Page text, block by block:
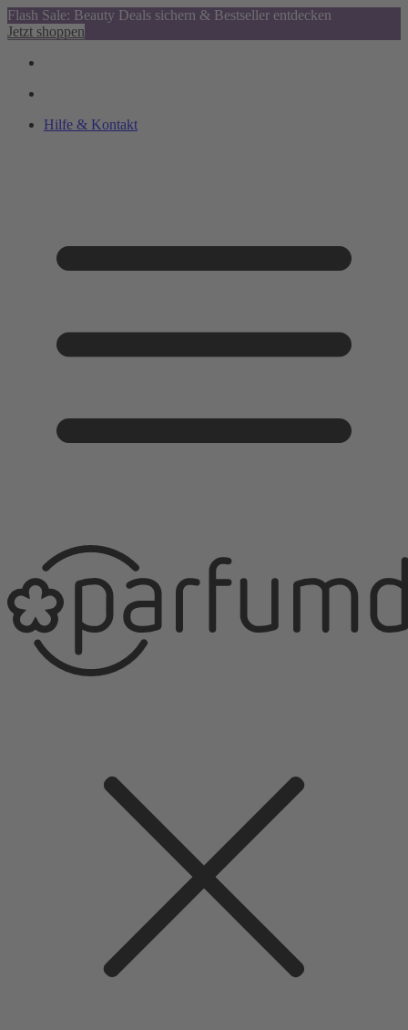
Flash Sale: Beauty Deals sichern & Bestseller entdecken
Jetzt shoppen
Hilfe & Kontakt